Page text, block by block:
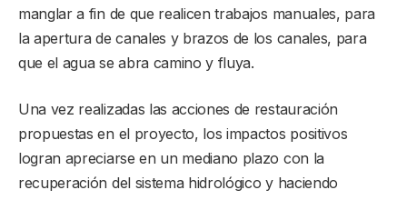
manglar a fin de que realicen trabajos manuales, para
la apertura de canales y brazos de los canales, para
que el agua se abra camino y fluya.
Una vez realizadas las acciones de restauración
propuestas en el proyecto, los impactos positivos
logran apreciarse en un mediano plazo con la
recuperación del sistema hidrológico y haciendo